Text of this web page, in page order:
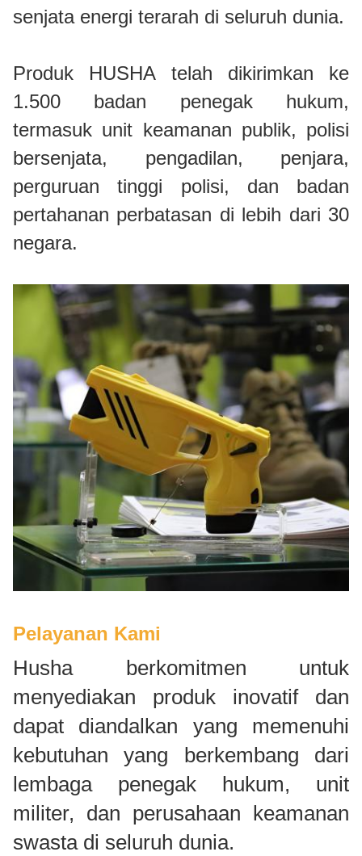
senjata energi terarah di seluruh dunia.
Produk HUSHA telah dikirimkan ke
1.500 badan penegak hukum,
termasuk unit keamanan publik, polisi
bersenjata, pengadilan, penjara,
perguruan tinggi polisi, dan badan
pertahanan perbatasan di lebih dari 30
negara.
Pelayanan Kami
Husha berkomitmen untuk
menyediakan produk inovatif dan
dapat diandalkan yang memenuhi
kebutuhan yang berkembang dari
lembaga penegak hukum, unit
militer, dan perusahaan keamanan
swasta di seluruh dunia.